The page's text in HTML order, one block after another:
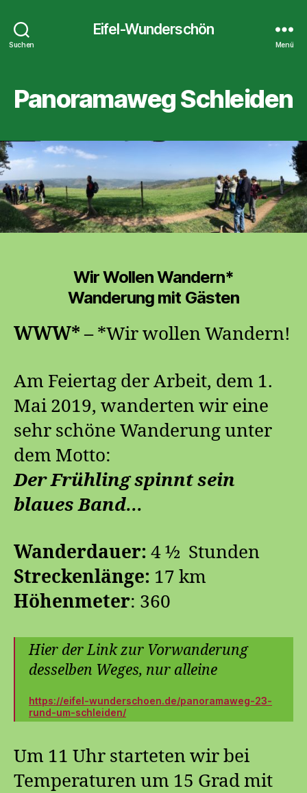
Suchen
Eifel-Wunderschön
Menü
Panoramaweg Schleiden
Wir Wollen Wandern*
Wanderung mit Gästen
WWW* –*Wir wollen Wandern!
Am Feiertag der Arbeit, dem 1.
Mai 2019, wanderten wir eine
sehr schöne Wanderung unter
dem Motto:
Der Frühling spinnt sein
blaues Band…
Wanderdauer: 4 ½ Stunden
Streckenlänge: 17 km
Höhenmeter: 360
Hier der Link zur Vorwanderung
desselben Weges, nur alleine
https://eifel-wunderschoen.de/panoramaweg-23-
rund-um-schleiden/
Um 11 Uhr starteten wir bei
Temperaturen um 15 Grad mit